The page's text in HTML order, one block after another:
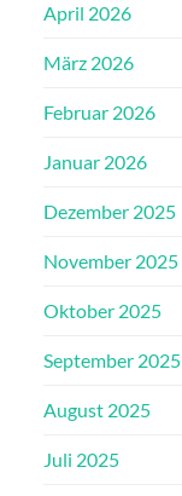
April 2026
März 2026
Februar 2026
Januar 2026
Dezember 2025
November 2025
Oktober 2025
September 2025
August 2025
Juli 2025